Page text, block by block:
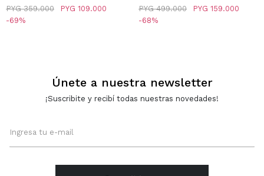
CRUDO
PYG 109.000
PYG 359.000
69
- CRUDO
PYG 159.000
PYG 499.000
68
Únete a nuestra newsletter
¡Suscribite y recibí todas nuestras novedades!